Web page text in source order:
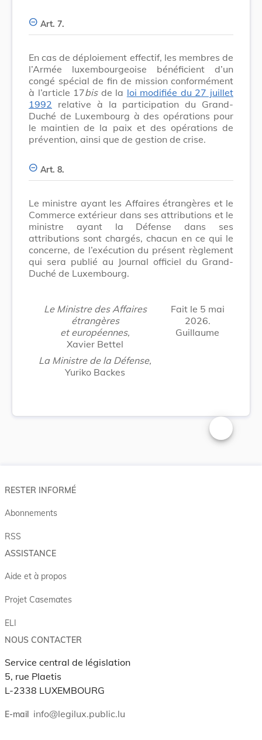
Art. 7.
En cas de déploiement effectif, les membres de
l’Armée luxembourgeoise bénéficient d’un
congé spécial de fin de mission conformément
à l’article 17bisde la loi modifiée du 27 juillet
1992 relative à la participation du Grand-
Duché de Luxembourg à des opérations pour
le maintien de la paix et des opérations de
prévention, ainsi que de gestion de crise.
Art. 8.
Le ministre ayant les Affaires étrangères et le
Commerce extérieur dans ses attributions et le
ministre ayant la Défense dans ses
attributions sont chargés, chacun en ce qui le
concerne, de l’exécution du présent règlement
qui sera publié au Journal officiel du Grand-
Duché de Luxembourg.
Le Ministre des Affaires
étrangères
et européennes,
Xavier Bettel
La Ministre de la Défense,
Yuriko Backes
Fait le 5 mai
2026.
Guillaume
Changer la
RESTER INFORMÉ
Abonnements
RSS
ASSISTANCE
Aide et à propos
Projet Casemates
ELI
NOUS CONTACTER
Service central de législation
5, rue Plaetis
L-2338 LUXEMBOURG
E-mail info@legilux.public.lu